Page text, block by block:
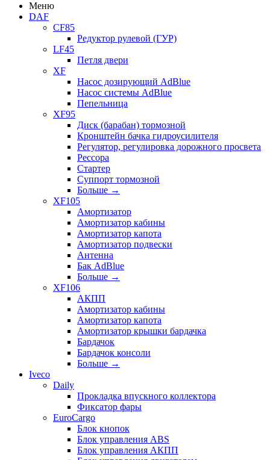
Меню
DAF
CF85
Редуктор рулевой (ГУР)
LF45
Петля двери
XF
Насос дозирующий AdBlue
Насос системы AdBlue
Пепельница
XF95
Диск (барабан) тормозной
Кронштейн бачка гидроусилителя
Регулятор, регулировка дорожного просвета
Рессора
Стартер
Суппорт тормозной
Больше →
XF105
Амортизатор
Амортизатор кабины
Амортизатор капота
Амортизатор подвески
Антенна
Бак AdBlue
Больше →
XF106
АКПП
Амортизатор кабины
Амортизатор капота
Амортизатор крышки бардачка
Бардачок
Бардачок консоли
Больше →
Iveco
Daily
Прокладка впускного коллектора
Фиксатор фары
EuroCargo
Блок кнопок
Блок управления ABS
Блок управления АКПП